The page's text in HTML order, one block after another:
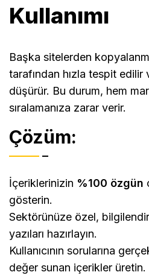
Kullanımı
Başka sitelerden
tarafından hızla tespit
düşürür. Bu durum, hem
sıralamanıza zarar verir.
Çözüm:
İçeriklerinizin %100 özgün
gösterin.
Sektörünüze özel,
yazıları hazırlayın.
Kullanıcının sorularına
değer sunan içerikler üretin.